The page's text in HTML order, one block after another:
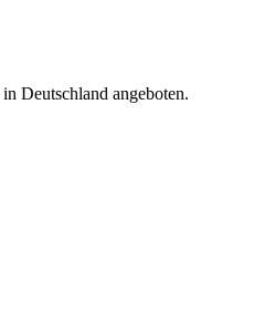
in Deutschland angeboten.